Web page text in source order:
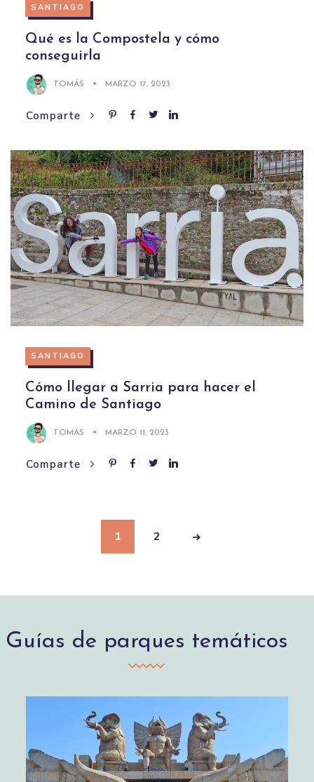
SANTIAGO
Qué es la Compostela y cómo
conseguirla
TOMÁS MARZO 17, 2023
Comparte
SANTIAGO
Cómo llegar a Sarria para hacer el
Camino de Santiago
TOMÁS MARZO 11, 2023
Comparte
1 2
Guías de parques temáticos